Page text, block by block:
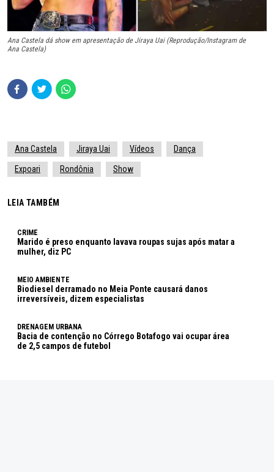
Ana Castela dá show em apresentação de Jiraya Uai (Reprodução/Instagram de
Ana Castela)
Ana Castela Jiraya Uai Vídeos Dança
Expoari Rondônia Show
LEIA TAMBÉM
CRIME
Marido é preso enquanto lavava roupas sujas após matar a
mulher, diz PC
MEIO AMBIENTE
Biodiesel derramado no Meia Ponte causará danos
irreversíveis, dizem especialistas
DRENAGEM URBANA
Bacia de contenção no Córrego Botafogo vai ocupar área
de 2,5 campos de futebol